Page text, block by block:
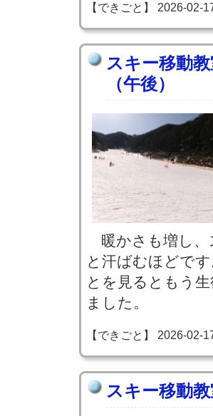
【できごと】 2026-02-
スキー移動
（午後）
暖かさも増し、
と汗ばむほどで
とを見るともう
ました。
【できごと】 2026-02-
スキー移動